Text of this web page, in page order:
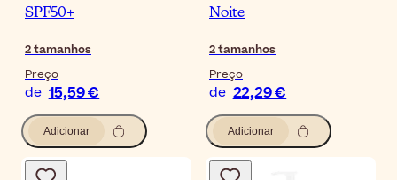
SPF50+
2tamanhos
Preço
de 15,59 €
Adicionar
Noite
2tamanhos
Preço
de 22,29 €
Adicionar